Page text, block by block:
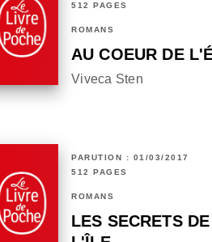
512 PAGES
ROMANS
AU COEUR DE
Viveca Sten
PARUTION : 01/03/2017
512 PAGES
ROMANS
LES SECRETS DE